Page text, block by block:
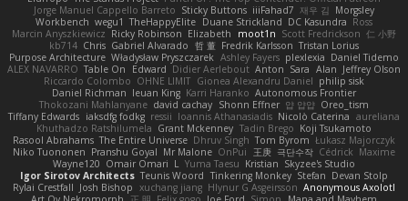
Jorge Manuel Cappello Barreto Sticky Buttons iiiFahad7 재우 김 Morgsley
Workbench wegu1 TheHappyElite Duane Strickland DC Kasundra Ross
Marcin Anyszkiewicz Ricky Robinson Elizabeth moot1n Scott Fredrickson 仁 小野
kb714 Chris Gabriel Alvarado 哲 董 Fredrik Karlsson Tristan Lorius
Purpose Architecture Władysław Pryszczarek Ashley Fayers plexlexia Daniel Tidemo
ALEX NAVARRO Table On Edward Didier Aerlebout Anton Sara Alan Jeffrey Olson
Riccardo Colombo OHNE LIMIT Gionea Alexandru Daniel philip sisk
Daniel Richman Ieuan King Karri Haranko Autonomous Frontier
Thokozani Mahlanyane david cachay Shonn Effner 얍 얍얍 Oreo_tism
Tiffany Edwards iaksdfg fodkg ressii Ioannis Athanasiadis Nicolò Caterina aureliana
Khuthadzo Ratshilumela Grant Mckenney Tadin Brego Koji Tsukamoto
Rasool Abrahams The Entire Universe Dhruv Singh Tom Byrom Łukasz Majorczyk
Niko Tuononen Pranshu Goyal Mr Malone OnPui 王庚 극단수작 Cédrick Maxime
Wayne120 Omair Omari L Yuma Taesu Kristian Skyzee's Studio
Igor Sirotov Architects Teunis Woord Tinkering Monkey Stefan Devan Stolp
Rylai Crestfall Josh Bishop xuchang jiang Hlynur G Asgeirsson Anonymous Axolotl